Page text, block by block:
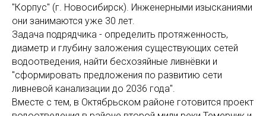
"Корпус" (г. Новосибирск). Инженерными изысканиями
они занимаются уже 30 лет.
Задача подрядчика - определить протяженность,
диаметр и глубину заложения существующих сетей
водоотведения, найти бесхозяйные ливнёвки и
"сформировать предложения по развитию сети
ливневой канализации до 2036 года".
Вместе с тем, в Октябрьском районе готовится проект